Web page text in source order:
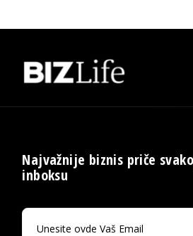
Najvažnije biznis priče
inboksu